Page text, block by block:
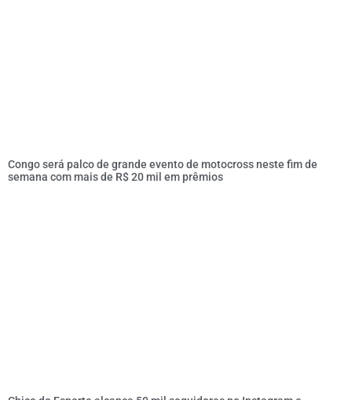
Congo será palco de grande evento de motocross neste fim de
semana com mais de R$ 20 mil em prêmios